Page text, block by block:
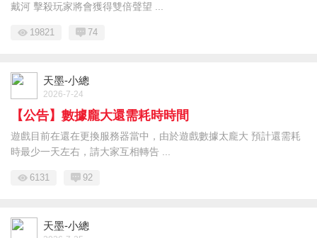
戴河 擊殺玩家將會獲得雙倍聲望 ...
19821 74
天墨-小總
2026-7-24
【公告】數據龐大還需耗時時間
遊戲目前在還在更換服務器當中，由於遊戲數據太龐大 預計還需耗
時最少一天左右，請大家互相轉告 ...
6131 92
天墨-小總